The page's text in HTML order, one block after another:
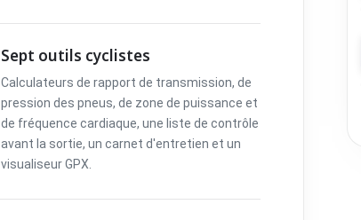
Sept outils cyclistes
Calculateurs de rapport de transmission, de
pression des pneus, de zone de puissance et
de fréquence cardiaque, une liste de contrôle
avant la sortie, un carnet d'entretien et un
visualiseur GPX.